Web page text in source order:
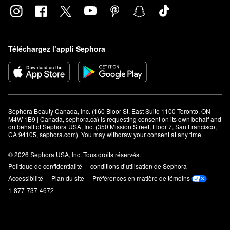
Téléchargez l’appli Sephora
Sephora Beauty Canada, Inc. (160 Bloor St. East Suite 1100 Toronto, ON
M4W 1B9 | Canada, sephora.ca) is requesting consent on its own behalf and
on behalf of Sephora USA, Inc. (350 Mission Street, Floor 7, San Francisco,
CA 94105, sephora.com). You may withdraw your consent at any time.
© 2026 Sephora USA, Inc. Tous droits réservés.
Politique de confidentialité
conditions d’utilisation de Sephora
Accessibilité
Plan du site
Préférences en matière de témoins
1-877-737-4672